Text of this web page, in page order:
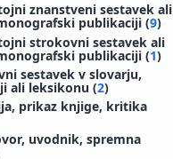
znanstveni sestavek ali
publikaciji (9)
strokovni sestavek ali
publikaciji (1)
sestavek v slovarju,
ali leksikonu (2)
prikaz knjige, kritika
uvodnik, spremna